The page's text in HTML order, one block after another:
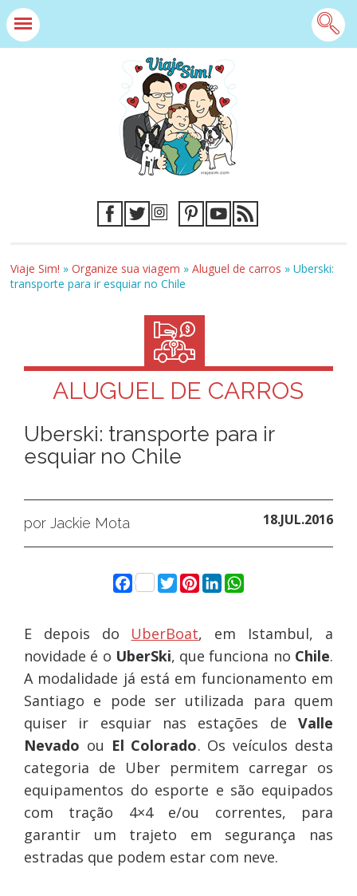
Viaje Sim! »Organize sua viagem »Aluguel de carros »Uberski:
transporte para ir esquiar no Chile
ALUGUEL DE CARROS
Uberski: transporte para ir
esquiar no Chile
por Jackie Mota 18.JUL.2016
Facebook
Twitter
Pinterest
LinkedIn
WhatsApp
E depois do UberBoat, em Istambul, a
novidade é o UberSki, que funciona no Chile.
A modalidade já está em funcionamento em
Santiago e pode ser utilizada para quem
quiser ir esquiar nas estações deValle
Nevado ou El Colorado. Os veículos desta
categoria de Uber permitem carregar os
equipamentos do esporte e são equipados
com tração 4×4 e/ou correntes, para
garantir um trajeto em segurança nas
estradas que podem estar com neve.